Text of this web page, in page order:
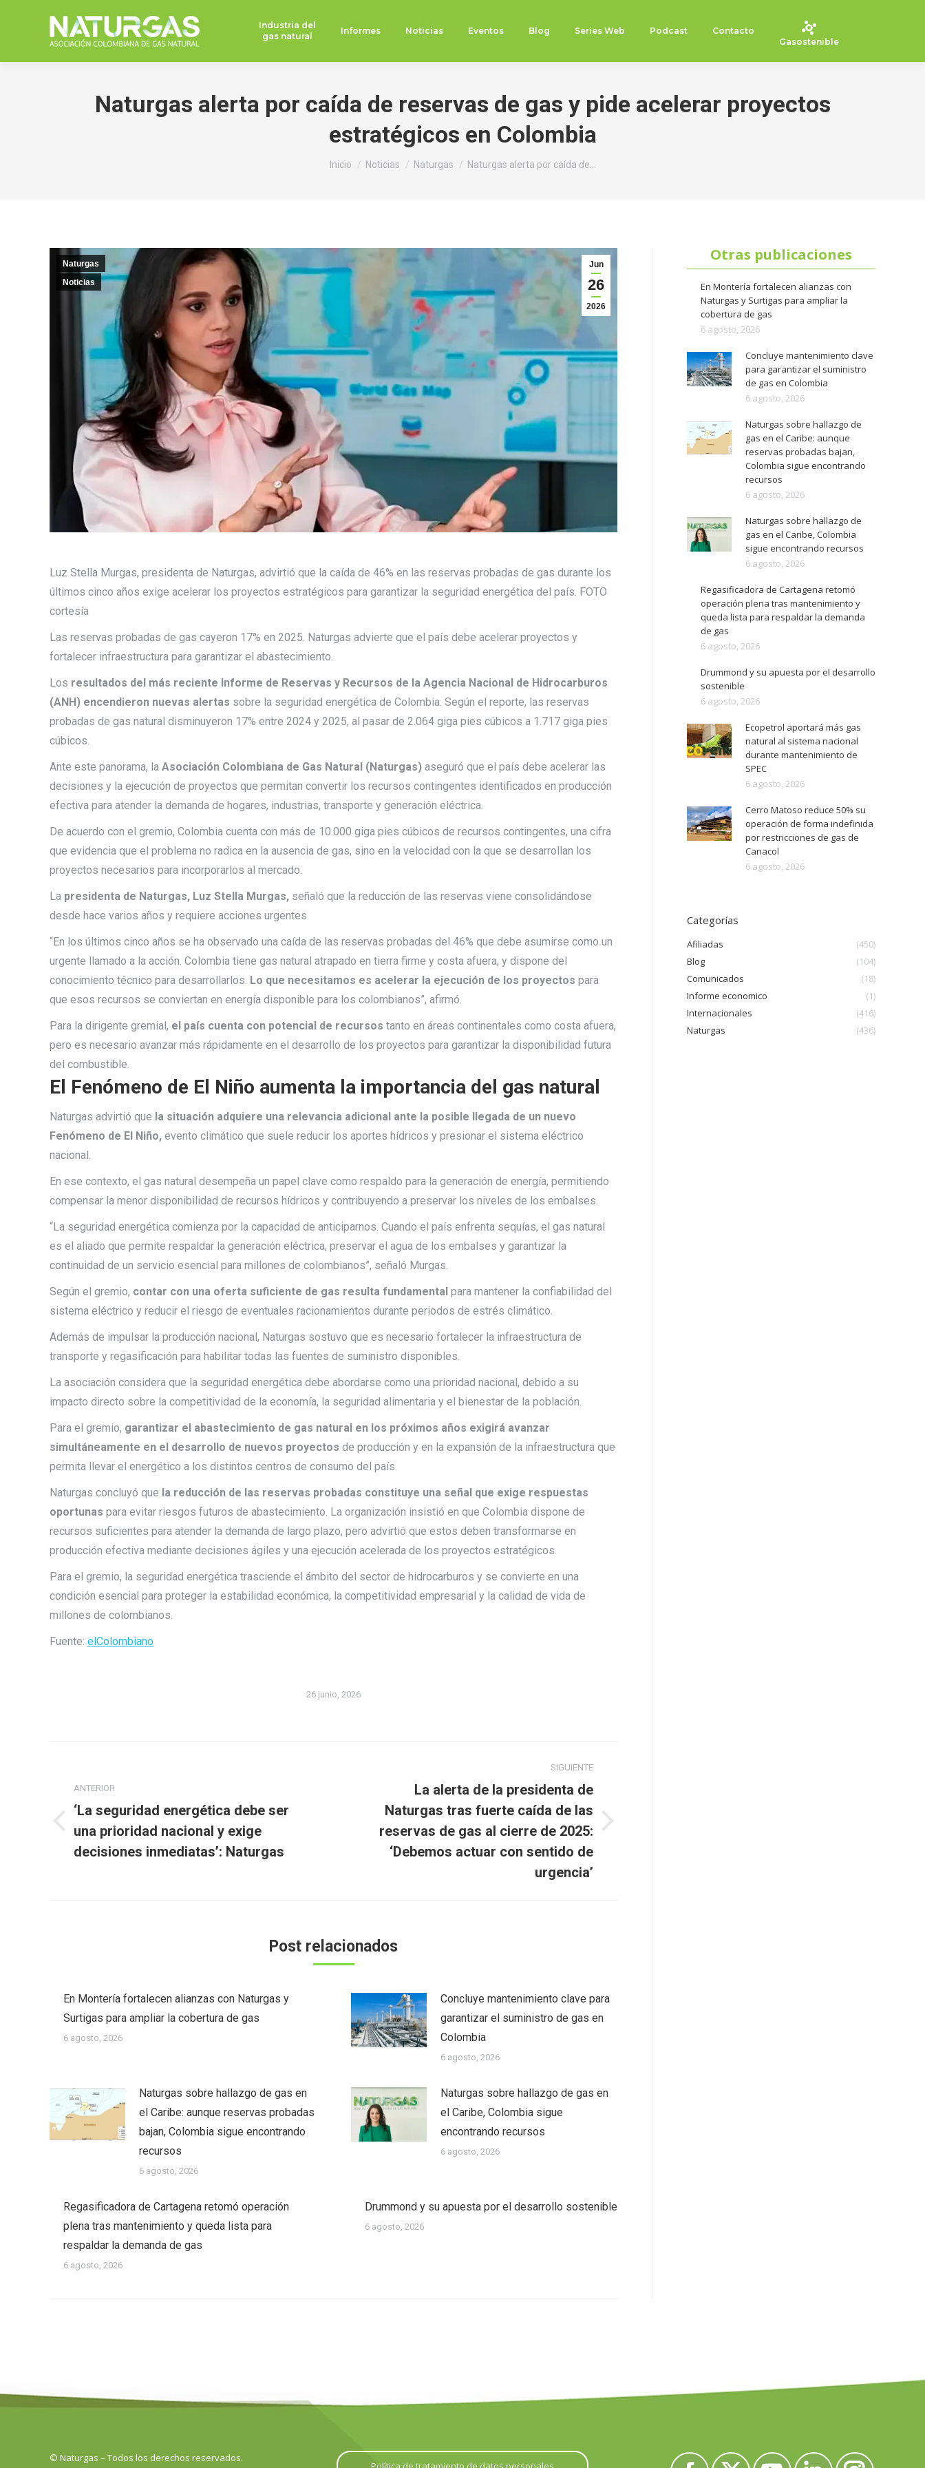
Industria del
gas natural
Informes Noticias Eventos Blog Series Web Podcast
Contacto
Gasostenible
Naturgas alerta por caída de reservas de gas y pide acelerar proyectos
estratégicos en Colombia
Estás aquí:
Inicio Noticias Naturgas Naturgas alerta por caída de…
Jun
26
2026
Naturgas
Noticias
Luz Stella Murgas, presidenta de Naturgas, advirtió que la caída de 46% en las reservas probadas de gas durante los
últimos cinco años exige acelerar los proyectos estratégicos para garantizar la seguridad energética del país. FOTO
cortesía
Las reservas probadas de gas cayeron 17% en 2025. Naturgas advierte que el país debe acelerar proyectos y
fortalecer infraestructura para garantizar el abastecimiento.
Los resultados del más reciente Informe de Reservas y Recursos de la Agencia Nacional de Hidrocarburos
(ANH) encendieron nuevas alertas sobre la seguridad energética de Colombia. Según el reporte, las reservas
probadas de gas natural disminuyeron 17% entre 2024 y 2025, al pasar de 2.064 giga pies cúbicos a 1.717 giga pies
cúbicos.
Ante este panorama, la Asociación Colombiana de Gas Natural (Naturgas) aseguró que el país debe acelerar las
decisiones y la ejecución de proyectos que permitan convertir los recursos contingentes identificados en producción
efectiva para atender la demanda de hogares, industrias, transporte y generación eléctrica.
De acuerdo con el gremio, Colombia cuenta con más de 10.000 giga pies cúbicos de recursos contingentes, una cifra
que evidencia que el problema no radica en la ausencia de gas, sino en la velocidad con la que se desarrollan los
proyectos necesarios para incorporarlos al mercado.
La presidenta de Naturgas, Luz Stella Murgas, señaló que la reducción de las reservas viene consolidándose
desde hace varios años y requiere acciones urgentes.
“En los últimos cinco años se ha observado una caída de las reservas probadas del 46% que debe asumirse como un
urgente llamado a la acción. Colombia tiene gas natural atrapado en tierra firme y costa afuera, y dispone del
conocimiento técnico para desarrollarlos. Lo que necesitamos es acelerar la ejecución de los proyectos para
que esos recursos se conviertan en energía disponible para los colombianos”, afirmó.
Para la dirigente gremial, el país cuenta con potencial de recursos tanto en áreas continentales como costa afuera,
pero es necesario avanzar más rápidamente en el desarrollo de los proyectos para garantizar la disponibilidad futura
del combustible.
El Fenómeno de El Niño aumenta la importancia del gas natural
Naturgas advirtió que la situación adquiere una relevancia adicional ante la posible llegada de un nuevo
Fenómeno de El Niño, evento climático que suele reducir los aportes hídricos y presionar el sistema eléctrico
nacional.
En ese contexto, el gas natural desempeña un papel clave como respaldo para la generación de energía, permitiendo
compensar la menor disponibilidad de recursos hídricos y contribuyendo a preservar los niveles de los embalses.
“La seguridad energética comienza por la capacidad de anticiparnos. Cuando el país enfrenta sequías, el gas natural
es el aliado que permite respaldar la generación eléctrica, preservar el agua de los embalses y garantizar la
continuidad de un servicio esencial para millones de colombianos”, señaló Murgas.
Según el gremio, contar con una oferta suficiente de gas resulta fundamental para mantener la confiabilidad del
sistema eléctrico y reducir el riesgo de eventuales racionamientos durante periodos de estrés climático.
Además de impulsar la producción nacional, Naturgas sostuvo que es necesario fortalecer la infraestructura de
transporte y regasificación para habilitar todas las fuentes de suministro disponibles.
La asociación considera que la seguridad energética debe abordarse como una prioridad nacional, debido a su
impacto directo sobre la competitividad de la economía, la seguridad alimentaria y el bienestar de la población.
Para el gremio, garantizar el abastecimiento de gas natural en los próximos años exigirá avanzar
simultáneamente en el desarrollo de nuevos proyectos de producción y en la expansión de la infraestructura que
permita llevar el energético a los distintos centros de consumo del país.
Naturgas concluyó que la reducción de las reservas probadas constituye una señal que exige respuestas
oportunas para evitar riesgos futuros de abastecimiento. La organización insistió en que Colombia dispone de
recursos suficientes para atender la demanda de largo plazo, pero advirtió que estos deben transformarse en
producción efectiva mediante decisiones ágiles y una ejecución acelerada de los proyectos estratégicos.
Para el gremio, la seguridad energética trasciende el ámbito del sector de hidrocarburos y se convierte en una
condición esencial para proteger la estabilidad económica, la competitividad empresarial y la calidad de vida de
millones de colombianos.
Fuente: elColombiano
26 junio, 2026
publicaciones
ANTERIOR
Publicación
anterior:
‘La seguridad energética debe ser
una prioridad nacional y exige
decisiones inmediatas’: Naturgas
SIGUIENTE
Publicación
siguiente:
La alerta de la presidenta de
Naturgas tras fuerte caída de las
reservas de gas al cierre de 2025:
‘Debemos actuar con sentido de
urgencia’
Post relacionados
En Montería fortalecen alianzas con Naturgas y
Surtigas para ampliar la cobertura de gas
6 agosto, 2026
Concluye mantenimiento clave para
garantizar el suministro de gas en
Colombia
6 agosto, 2026
Naturgas sobre hallazgo de gas en
el Caribe: aunque reservas probadas
bajan, Colombia sigue encontrando
recursos
6 agosto, 2026
Naturgas sobre hallazgo de gas en
el Caribe, Colombia sigue
encontrando recursos
6 agosto, 2026
Regasificadora de Cartagena retomó operación
plena tras mantenimiento y queda lista para
respaldar la demanda de gas
6 agosto, 2026
Drummond y su apuesta por el desarrollo sostenible
6 agosto, 2026
Otras publicaciones
En Montería fortalecen alianzas con
Naturgas y Surtigas para ampliar la
cobertura de gas
6 agosto, 2026
Concluye mantenimiento clave
para garantizar el suministro
de gas en Colombia
6 agosto, 2026
Naturgas sobre hallazgo de
gas en el Caribe: aunque
reservas probadas bajan,
Colombia sigue encontrando
recursos
6 agosto, 2026
Naturgas sobre hallazgo de
gas en el Caribe, Colombia
sigue encontrando recursos
6 agosto, 2026
Regasificadora de Cartagena retomó
operación plena tras mantenimiento y
queda lista para respaldar la demanda
de gas
6 agosto, 2026
Drummond y su apuesta por el desarrollo
sostenible
6 agosto, 2026
Ecopetrol aportará más gas
natural al sistema nacional
durante mantenimiento de
SPEC
6 agosto, 2026
Cerro Matoso reduce 50% su
operación de forma indefinida
por restricciones de gas de
Canacol
6 agosto, 2026
Categorías
Afiliadas
(450)
Blog
(104)
Comunicados
(18)
Informe economico
(1)
Internacionales
(416)
Naturgas
(436)
© Naturgas – Todos los derechos reservados. Encuéntranos en: